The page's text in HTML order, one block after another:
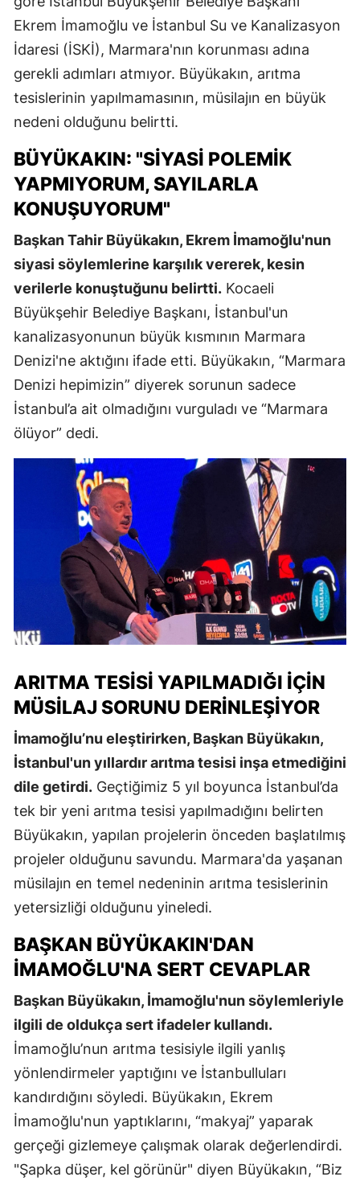
Ekrem İmamoğlu ve İstanbul Su ve Kanalizasyon
İdaresi (İSKİ), Marmara'nın korunması adına
gerekli adımları atmıyor. Büyükakın, arıtma
tesislerinin yapılmamasının, müsilajın en büyük
nedeni olduğunu belirtti.
BÜYÜKAKIN: "SIYASI POLEMIK
YAPMIYORUM, SAYILARLA
KONUŞUYORUM"
Başkan Tahir Büyükakın, Ekrem İmamoğlu'nun
siyasi söylemlerine karşılık vererek, kesin
verilerle konuştuğunu belirtti. Kocaeli
Büyükşehir Belediye Başkanı, İstanbul'un
kanalizasyonunun büyük kısmının Marmara
Denizi'ne aktığını ifade etti. Büyükakın, “Marmara
Denizi hepimizin” diyerek sorunun sadece
İstanbul’a ait olmadığını vurguladı ve “Marmara
ölüyor” dedi.
ARITMA TESISI YAPILMADIĞI İÇIN
MÜSILAJ SORUNU DERINLEŞIYOR
İmamoğlu’nu eleştirirken, Başkan Büyükakın,
İstanbul'un yıllardır arıtma tesisi inşa etmediğini
dile getirdi. Geçtiğimiz 5 yıl boyunca İstanbul’da
tek bir yeni arıtma tesisi yapılmadığını belirten
Büyükakın, yapılan projelerin önceden başlatılmış
projeler olduğunu savundu. Marmara'da yaşanan
müsilajın en temel nedeninin arıtma tesislerinin
yetersizliği olduğunu yineledi.
BAŞKAN BÜYÜKAKIN'DAN
İMAMOĞLU'NA SERT CEVAPLAR
Başkan Büyükakın, İmamoğlu'nun söylemleriyle
ilgili de oldukça sert ifadeler kullandı.
İmamoğlu’nun arıtma tesisiyle ilgili yanlış
yönlendirmeler yaptığını ve İstanbulluları
kandırdığını söyledi. Büyükakın, Ekrem
İmamoğlu'nun yaptıklarını, “makyaj” yaparak
gerçeği gizlemeye çalışmak olarak değerlendirdi.
"Şapka düşer, kel görünür" diyen Büyükakın, “Biz